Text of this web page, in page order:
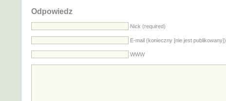
Odpowiedz
Nick (required)
E-mail (konieczny [nie jest publikowany])
WWW